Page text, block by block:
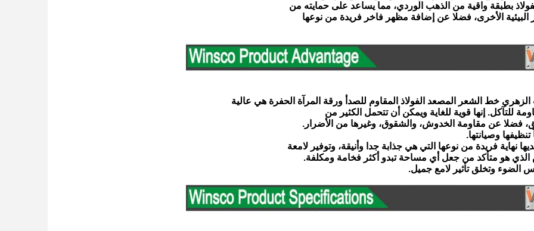
بطبقة واقية من الذهب الوردي، مما يساعد على حمايته من
البيئية الأخرى، فضلا عن إضافة مظهر فاخر فريدة من نوعها
خط الشعر المصعد الفولاذ المقاوم للصدأ ورقة المرآة الحفرة هي عالية
للتآكل. إنها قوية للغاية ويمكن أن تتحمل الكثير من
فضلا عن مقاومة الخدوش، والشقوق، وغيرها من الأضرار.
وصيانتها.
نهاية فريدة من نوعها التي هي جذابة جدا وأنيقة، وتوفير لامعة
الذي هو متأكد من جعل أي مساحة تبدو أكثر فخامة ومكلفة.
الضوء وتخلق تأثير لامع جميل.